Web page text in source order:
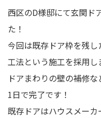
西区のD様邸にて玄関ド
た！
今回は既存ドア枠を残
工法という施工を採用
ドアまわりの壁の補修
1日で完了です！
既存ドアはハウスメー